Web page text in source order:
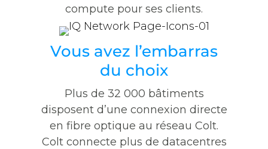
compute pour ses clients.
Vous avez l’embarras
du choix
Plus de 32 000 bâtiments
disposent d’une connexion directe
en fibre optique au réseau Colt.
Colt connecte plus de datacentres